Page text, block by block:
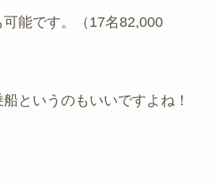
能です。（17名82,000
というのもいいですよね！